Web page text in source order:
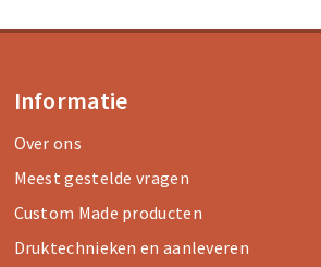
Informatie
Over ons
Meest gestelde vragen
Custom Made producten
Druktechnieken en aanleveren